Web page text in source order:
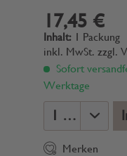
17,45 €
Inhalt: 1 Packung
inkl. MwSt. zzgl.
Sofort
Werktage
Merken